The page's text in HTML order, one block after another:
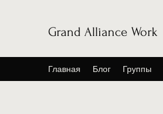
Grand Alliance Work
Главная Блог Группы